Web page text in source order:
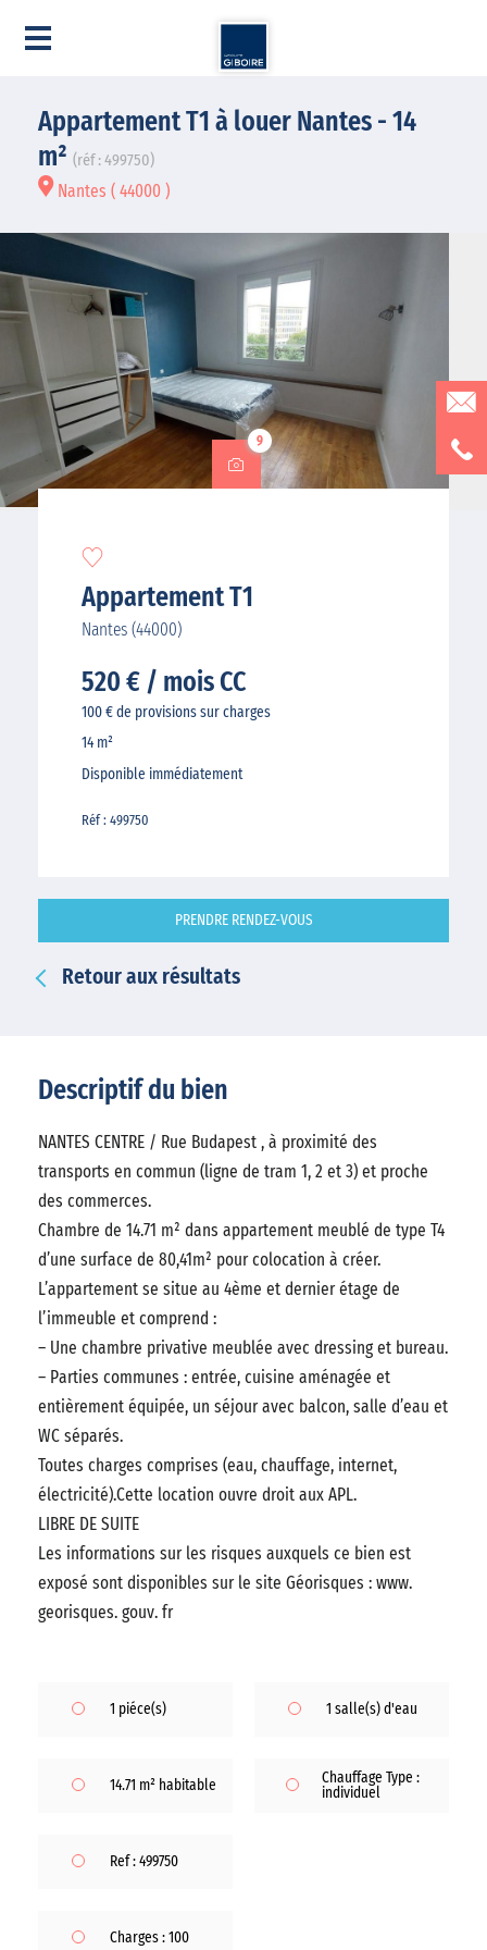
Appartement T1 à louer Nantes - 14
m² (réf : 499750)
Nantes ( 44000 )
9
Appartement T1
Nantes (44000)
520 € / mois CC
100 € de provisions sur charges
14 m²
Disponible immédiatement
Réf : 499750
PRENDRE RENDEZ-VOUS
Retour aux résultats
Descriptif du bien
NANTES CENTRE / Rue Budapest , à proximité des
transports en commun (ligne de tram 1, 2 et 3) et proche
des commerces.
Chambre de 14.71 m² dans appartement meublé de type T4
d’une surface de 80,41m² pour colocation à créer.
L’appartement se situe au 4ème et dernier étage de
l’immeuble et comprend :
– Une chambre privative meublée avec dressing et bureau.
– Parties communes : entrée, cuisine aménagée et
entièrement équipée, un séjour avec balcon, salle d’eau et
WC séparés.
Toutes charges comprises (eau, chauffage, internet,
électricité).Cette location ouvre droit aux APL.
LIBRE DE SUITE
Les informations sur les risques auxquels ce bien est
exposé sont disponibles sur le site Géorisques : www.
georisques. gouv. fr
1 piéce(s)
14.71 m² habitable
1 salle(s) d'eau
Chauffage Type :
individuel
Ref : 499750
Charges : 100